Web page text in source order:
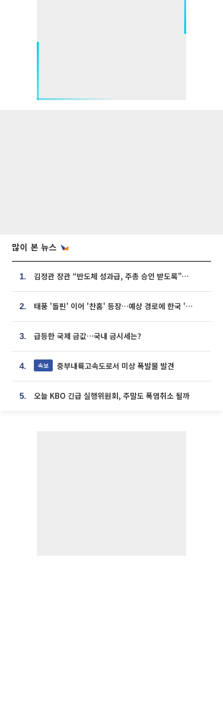
많이 본 뉴스
1. 김정관 장관 “반도체 성과급, 주총 승인 받도록”…상법·자본시장법 개정 시사
2. 태풍 '돌핀' 이어 '찬홈' 등장…예상 경로에 한국 '한숨'
3. 급등한 국제 금값…국내 금시세는?
4. 속보 중부내륙고속도로서 미상 폭발물 발견
5. 오늘 KBO 긴급 실행위원회, 주말도 폭염취소 될까